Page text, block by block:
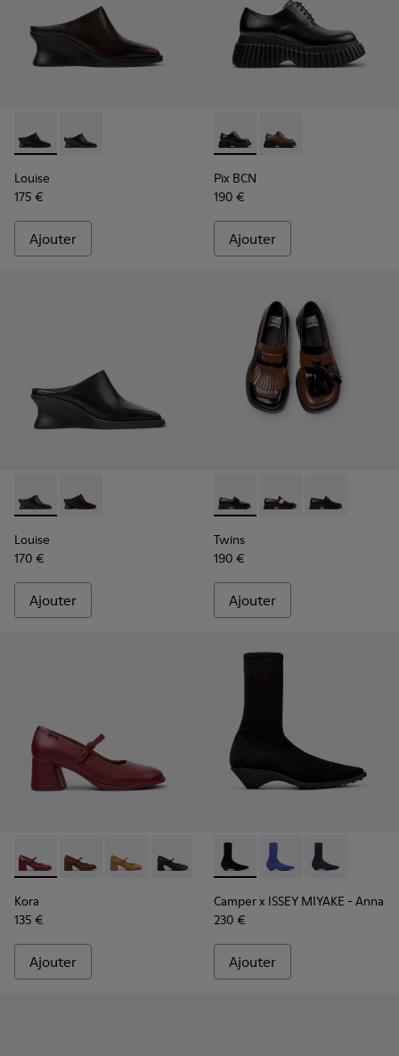
Louise - K201955-003 - Chaussures semi-ouvertes en cuir
Louise - K201955-001 - Chaussures semi-ouvertes
Louise
175 €
Ajouter
Pix BCN - K201949-001 -
Pix BCN - K201949-
Pix BCN
190 €
Ajouter
Louise - K201955-001 - Chaussures semi-ouvertes en cuir
Louise - K201955-003 - Chaussures semi-ouvertes
Louise
170 €
Ajouter
Twins - K201996-002 -
Twins - K201996-003
Twins -
Twins
190 €
Ajouter
Kora - K201799-009 - Ballerines en cuir bordeaux pour
Kora - K201799-008
Kora - K201799-007
Kora - K201799-001
Kora
135 €
Ajouter
Camper x ISSEY MIYAKE
Camper x ISSEY
Camper x
Camper x ISSEY MIYAKE - Anna
230 €
Ajouter